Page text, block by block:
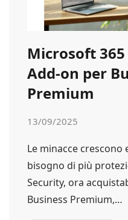
Microsoft
Add-on per
Premium
13/09/2025
Le minacce crescono
bisogno di più
Security, ora
Business Premium,…